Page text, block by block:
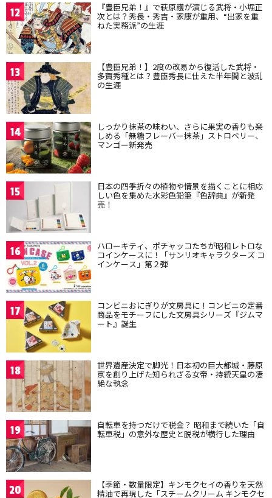
12 『豊臣兄弟！』で萩原護が演じる武将・小堀正
次とは？秀長・秀吉・家康が重用、“出家を重
ねた実務派”の生涯
13 【豊臣兄弟！】2度の改易から復活した武将・
多賀秀種とは？豊臣秀長に仕えた半年間と波乱
の生涯
14 しっかり抹茶の味わい、さらに果実の香りも楽
しめる「無糖フレーバー抹茶」ストロベリー、
マンゴー新発売
15 日本の四季折々の植物や情景を描くことに相応
しい色を集めた水彩色鉛筆『色辞典』が新発
売！
16 ハローキティ、ポチャッコたちが昭和レトロな
コインケースに！「サンリオキャラクターズ コ
インケース」第２弾
17 コンビニおにぎりが文房具に！コンビニの定番
商品をモチーフにした文房具シリーズ『ジムマ
ート』誕生
18 世界遺産決定で脚光！日本初の巨大都城・藤原
京を創り上げた知られざる女帝・持統天皇の凄
絶な執念
19 自転車を持つだけで税金？ 昭和まで続いた「自
転車税」の意外な歴史と脱税が横行した理由
20 【季節・数量限定】キンモクセイの香りを天然
精油で再現した「スチームクリーム キンモクセ